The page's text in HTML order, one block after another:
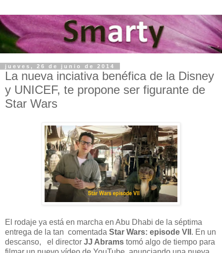
jueves, 26 de junio de 2014
La nueva inciativa benéfica de la Disney
y UNICEF, te propone ser figurante de
Star Wars
El rodaje ya está en marcha en Abu Dhabi de la séptima
entrega de la tan comentada Star Wars: episode VII . En un
descanso, el director JJ Abrams tomó algo de tiempo para